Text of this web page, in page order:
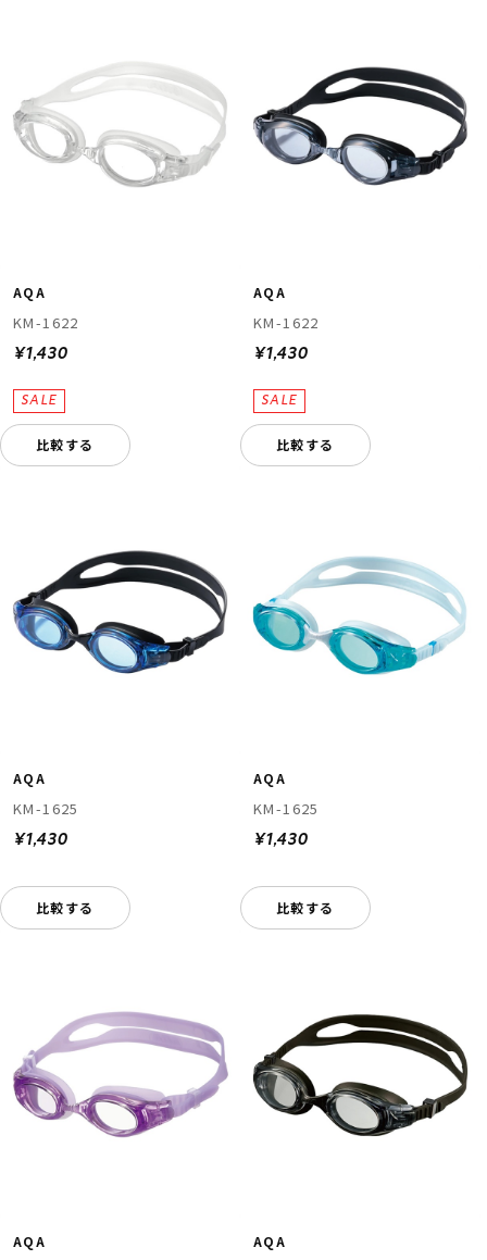
AQA
KM-1622
¥1,430
比較する
AQA
KM-1622
¥1,430
比較する
AQA
KM-1625
¥1,430
比較する
AQA
KM-1625
¥1,430
比較する
AQA AQA